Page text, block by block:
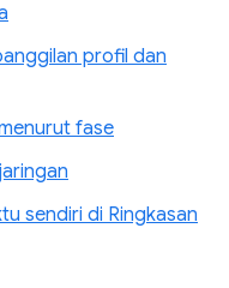
profil dan
fase
sendiri di Ringkasan